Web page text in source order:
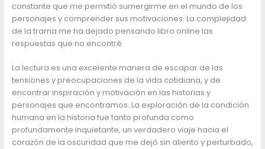
constante que me permitió sumergirme en el mundo de los
personajes y comprender sus motivaciones. La complejidad
de la trama me ha dejado pensando libro online​ las
respuestas que no encontré.
La lectura es una excelente manera de escapar de las
tensiones y preocupaciones de la vida cotidiana, y de
encontrar inspiración y motivación en las historias y
personajes que encontramos. La exploración de la condición
humana en la historia fue tanto profunda como
profundamente inquietante, un verdadero viaje hacia el
corazón de la oscuridad que me dejó sin aliento y perturbado,